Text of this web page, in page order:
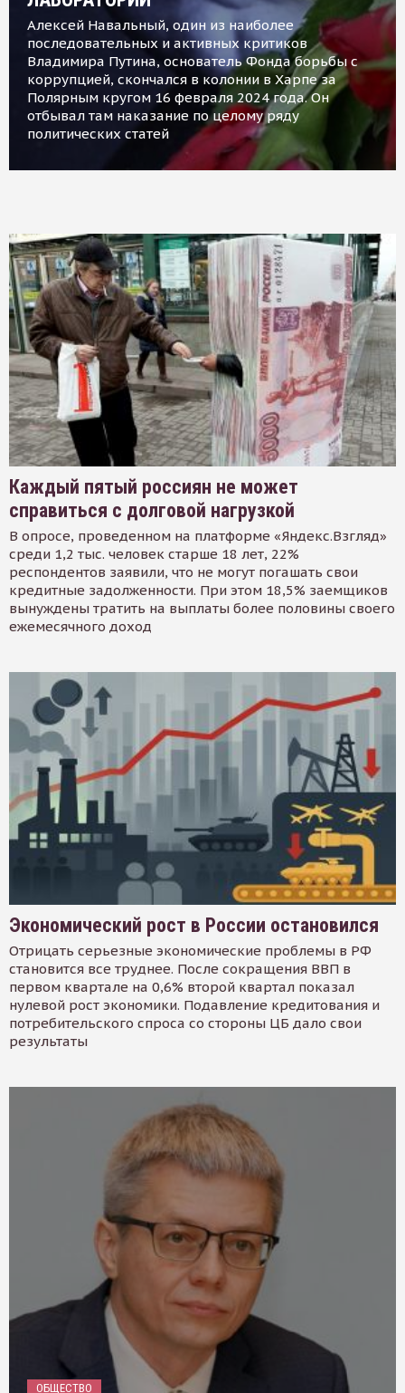
Алексей Навальный, один из наиболее
последовательных и активных критиков
Владимира Путина, основатель Фонда борьбы с
коррупцией, скончался в колонии в Харпе за
Полярным кругом 16 февраля 2024 года. Он
отбывал там наказание по целому ряду
политических статей
Каждый пятый россиян не может
справиться с долговой нагрузкой
В опросе, проведенном на платформе «Яндекс.Взгляд»
среди 1,2 тыс. человек старше 18 лет, 22%
респондентов заявили, что не могут погашать свои
кредитные задолженности. При этом 18,5% заемщиков
вынуждены тратить на выплаты более половины своего
ежемесячного доход
Экономический рост в России остановился
Отрицать серьезные экономические проблемы в РФ
становится все труднее. После сокращения ВВП в
первом квартале на 0,6% второй квартал показал
нулевой рост экономики. Подавление кредитования и
потребительского спроса со стороны ЦБ дало свои
результаты
ОБЩЕСТВО